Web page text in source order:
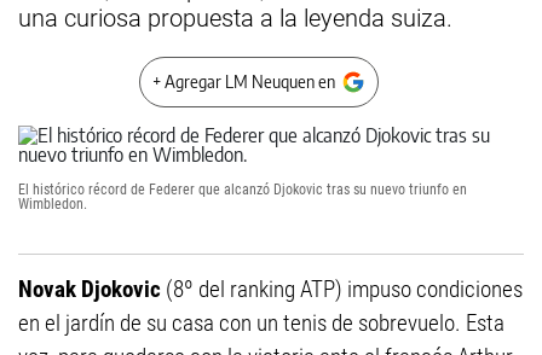
una curiosa propuesta a la leyenda suiza.
+ Agregar LM Neuquen en
El histórico récord de Federer que alcanzó Djokovic tras su nuevo triunfo en
Wimbledon.
Novak Djokovic (8º del ranking ATP) impuso condiciones
en el jardín de su casa con un tenis de sobrevuelo. Esta